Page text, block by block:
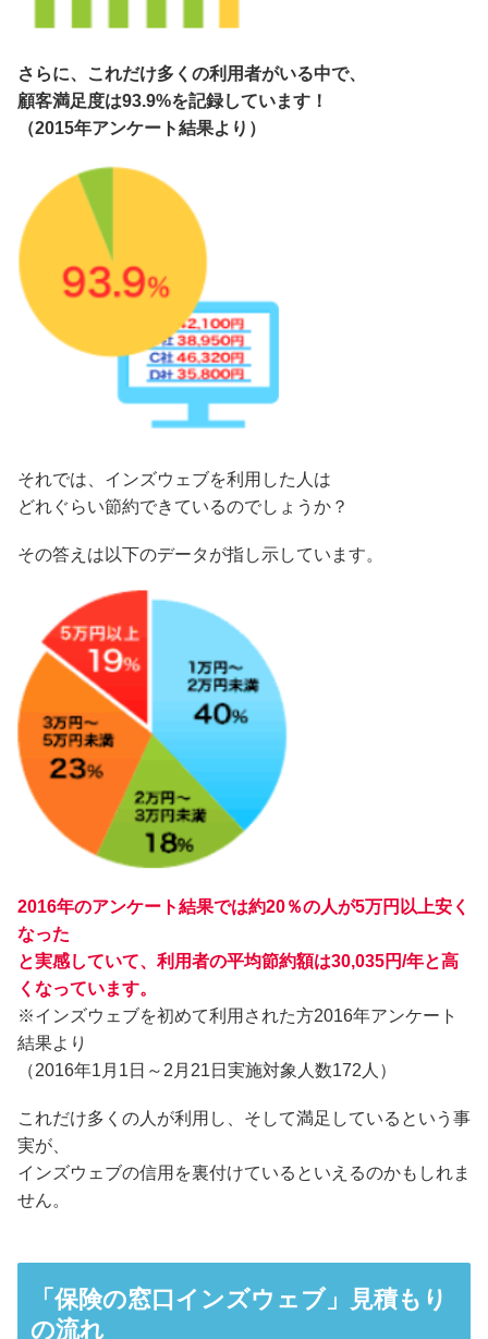
さらに、これだけ多くの利用者がいる中で、
顧客満足度は93.9%を記録しています！
（2015年アンケート結果より）
それでは、インズウェブを利用した人は
どれぐらい節約できているのでしょうか？
その答えは以下のデータが指し示しています。
2016年のアンケート結果では約20％の人が5万円以上安く
なった
と実感していて、利用者の平均節約額は30,035円/年と高
くなっています。
※インズウェブを初めて利用された方2016年アンケート
結果より
（2016年1月1日～2月21日実施対象人数172人）
これだけ多くの人が利用し、そして満足しているという事
実が、
インズウェブの信用を裏付けているといえるのかもしれま
せん。
「保険の窓口インズウェブ」見積もり
の流れ